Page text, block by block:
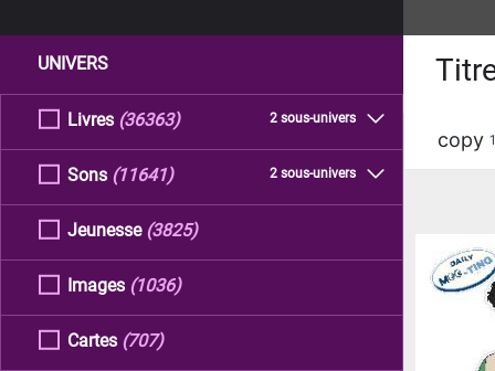
UNIVERS
Livres 2 sous-univers
(36363)
Sons 2 sous-univers
(11641)
Jeunesse (3825)
Images (1036)
Cartes (707)
copy